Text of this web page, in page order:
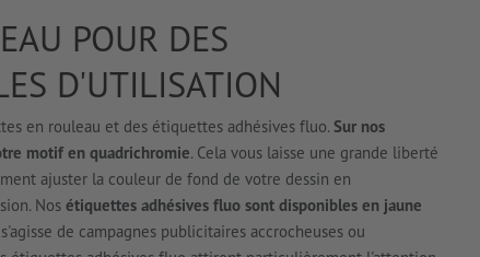
POUR DES
D'UTILISATION
en rouleau et des étiquettes adhésives fluo. Sur nos
motif en quadrichromie. Cela vous laisse une grande liberté
ajuster la couleur de fond de votre dessin en
Nos étiquettes adhésives fluo sont disponibles en jaune
de campagnes publicitaires accrocheuses ou